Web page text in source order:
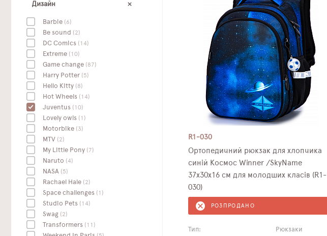
Дизайн
Barbie (6)
Be sound (2)
DC Сomics (14)
Extreme (10)
Game change (87)
Harry Potter (5)
Hello Kitty (8)
Hot Wheels (14)
Juventus (10)
Lovely owls (1)
Motorbike (3)
MTV (2)
My Little Pony (7)
Naruto (4)
NASA (5)
Rachael Hale (2)
Space challenges (1)
Studio Pets (14)
Swag (2)
Transformers (11)
R1-030
Ортопедичний рюкзак для хлопчика
синій Космос Winner /SkyName
37х30х16 см для молодших класів (R1-
030)
РОЗПРОДАНО
Тип:
Рюкзаки